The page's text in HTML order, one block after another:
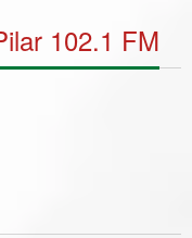
102.1 FM